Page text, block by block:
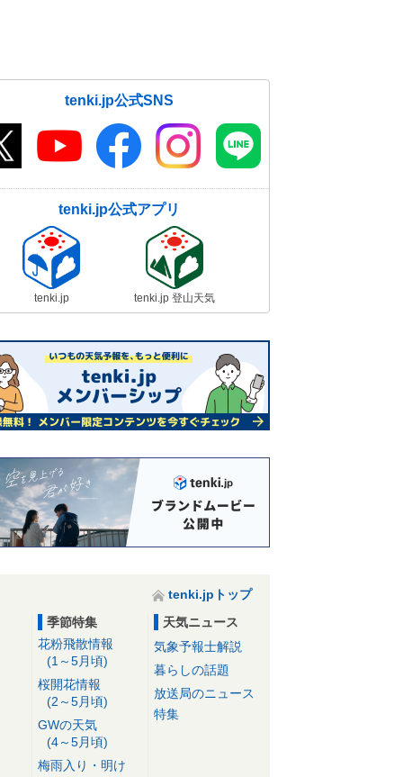
tenki.jp公式SNS
tenki.jp公式アプリ
tenki.jp tenki.jp 登山天気
tenki.jpトップ
季節特集
花粉飛散情報
(1～5月頃)
桜開花情報
(2～5月頃)
GWの天気
(4～5月頃)
梅雨入り・明け
天気ニュース
気象予報士解説
暮らしの話題
放送局のニュース
特集